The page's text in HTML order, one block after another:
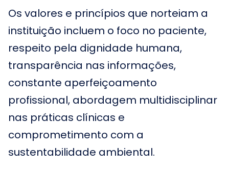
Os valores e princípios que norteiam a
instituição incluem o foco no paciente,
respeito pela dignidade humana,
transparência nas informações,
constante aperfeiçoamento
profissional, abordagem multidisciplinar
nas práticas clínicas e
comprometimento com a
sustentabilidade ambiental.